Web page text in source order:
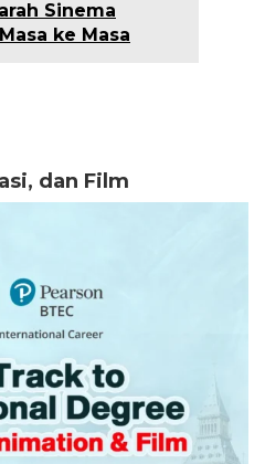
Sinema
ke Masa
dan Film